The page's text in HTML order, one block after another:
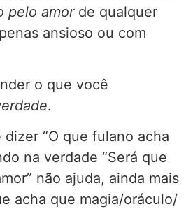
pelo amorde qualquer
ansioso ou com
o que você
.
dizer “O que fulano acha
na verdade “Será que
não ajuda, ainda mais
acha que magia/oráculo/